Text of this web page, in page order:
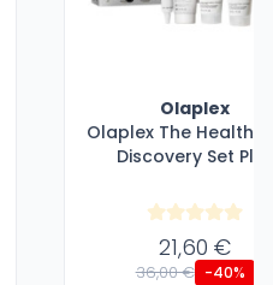
Olaplex
Olaplex The Healthy
Discovery Set Plus
21,60 €
36,00 € -40%